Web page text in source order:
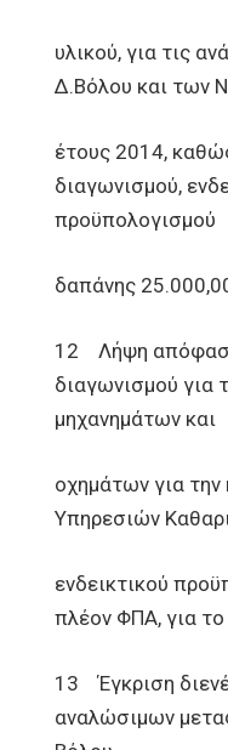
υλικού, για τις
Δ.Βόλου και των
έτους 2014,
διαγωνισμού,
προϋπολογισμού
δαπάνης
12 Λήψη
διαγωνισμού για
μηχανημάτων και
οχημάτων για
Υπηρεσιών
ενδεικτικού
πλέον ΦΠΑ, για
13 Έγκριση
αναλώσιμων